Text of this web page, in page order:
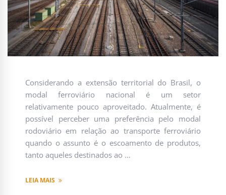
Considerando a extensão territorial do Brasil, o
modal ferroviário nacional é um setor
relativamente pouco aproveitado. Atualmente, é
possível perceber uma preferência pelo modal
rodoviário em relação ao transporte ferroviário
quando o assunto é o escoamento de produtos,
tanto aqueles destinados ao …
LEIA MAIS